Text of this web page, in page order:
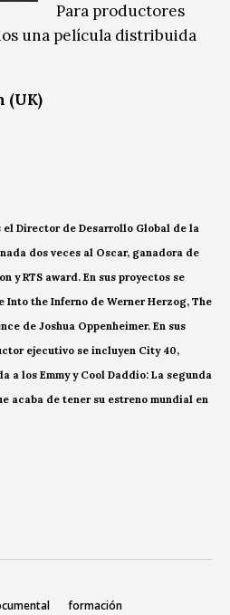
Para productores
una película distribuida
(UK)
el Director de Desarrollo Global de la
dos veces al Oscar, ganadora de
y RTS award. En sus proyectos se
Into the Inferno de Werner Herzog, The
de Joshua Oppenheimer. En sus
ejecutivo se incluyen City 40,
a los Emmy y Cool Daddio: La segunda
acaba de tener su estreno mundial en
formación